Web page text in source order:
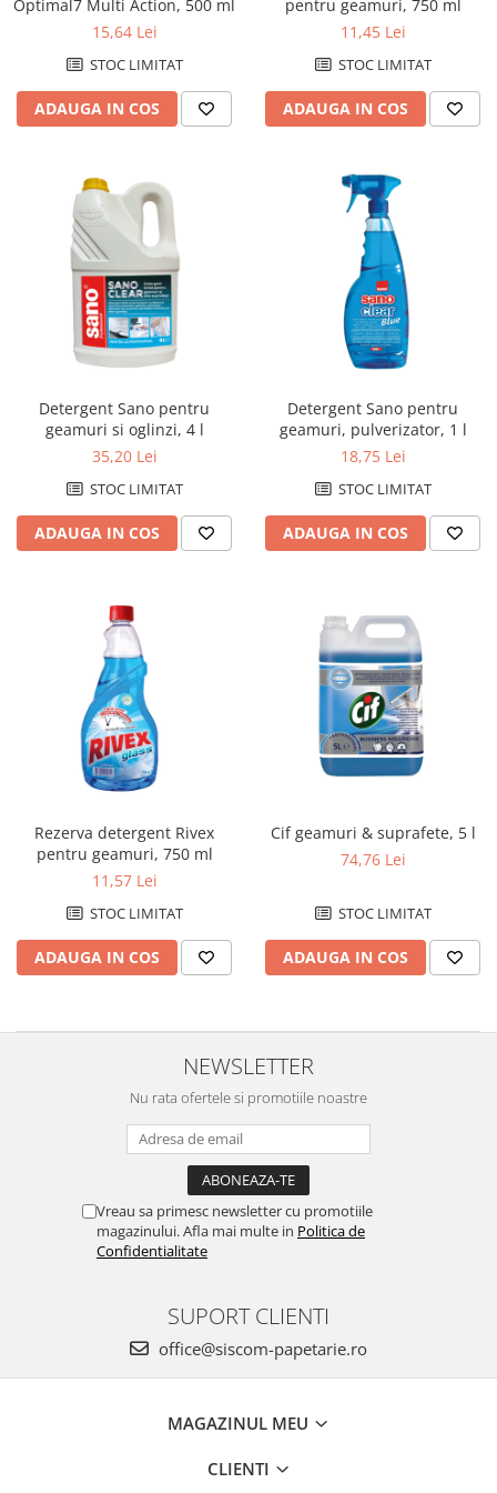
Optimal7 Multi Action, 500 ml
15,64 Lei
STOC LIMITAT
ADAUGA IN COS
pentru geamuri, 750 ml
11,45 Lei
STOC LIMITAT
ADAUGA IN COS
Detergent Sano pentru
geamuri si oglinzi, 4 l
35,20 Lei
STOC LIMITAT
ADAUGA IN COS
Detergent Sano pentru
geamuri, pulverizator, 1 l
18,75 Lei
STOC LIMITAT
ADAUGA IN COS
Rezerva detergent Rivex
pentru geamuri, 750 ml
11,57 Lei
STOC LIMITAT
ADAUGA IN COS
Cif geamuri & suprafete, 5 l
74,76 Lei
STOC LIMITAT
ADAUGA IN COS
NEWSLETTER
Nu rata ofertele si promotiile noastre
Vreau sa primesc newsletter cu promotiile
magazinului. Afla mai multe in Politica de
Confidentialitate
SUPORT CLIENTI
office@siscom-papetarie.ro
MAGAZINUL MEU
CLIENTI